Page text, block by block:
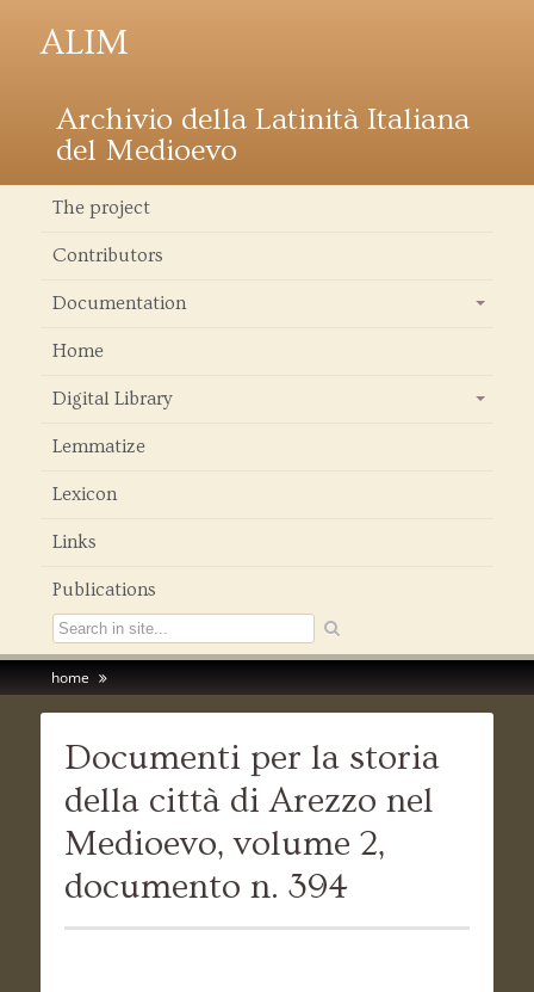
ALIM
Archivio della Latinità Italiana
del Medioevo
The project
Contributors
Documentation
Home
Digital Library
Lemmatize
Lexicon
Links
Publications
home
Documenti per la storia
della città di Arezzo nel
Medioevo, volume 2,
documento n. 394